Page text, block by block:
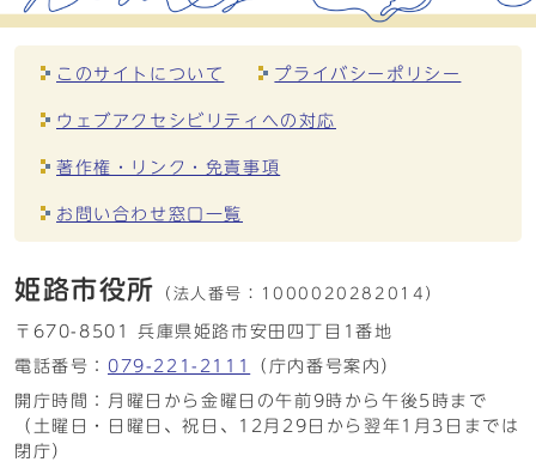
このサイトについて プライバシーポリシー
ウェブアクセシビリティへの対応
著作権・リンク・免責事項
お問い合わせ窓口一覧
姫路市役所 （法人番号： 1000020282014）
〒670-8501 兵庫県姫路市安田四丁目1番地
電話番号： 079-221-2111
（庁内番号案内）
開庁時間：月曜日から金曜日の午前9時から午後5時まで
（土曜日・日曜日、祝日、12月29日から翌年1月3日までは
閉庁）